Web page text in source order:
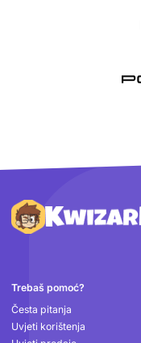
Podnožje
Trebaš pomoć?
Česta pitanja
Uvjeti korištenja